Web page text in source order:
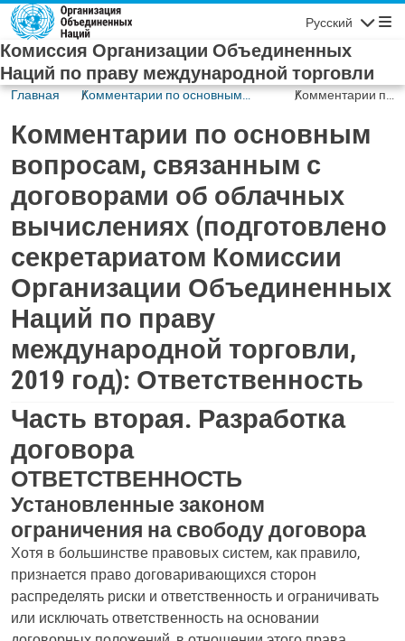
Skip to main content
Русский
Комиссия Организации Объединенных
Наций по праву международной торговли
Главная
Комментарии по основным
договорами об облачных
вычислениях (подготовлено
секретариатом Комиссии
Организации Объединенных
Наций по праву международной
торговли, 2019 год)
Комментарии по
вопросам,
договорами об
облачных
вычислениях
(подготовлено
Комиссии
Организации
Объединенных
международной
торговли, 2019
год):
Комментарии по основным
вопросам, связанным с
договорами об облачных
вычислениях (подготовлено
секретариатом Комиссии
Организации Объединенных
Наций по праву
международной торговли,
2019 год): Ответственность
Часть вторая. Разработка
договора
ОТВЕТСТВЕННОСТЬ
Установленные законом
ограничения на свободу договора
Хотя в большинстве правовых систем, как правило,
признается право договаривающихся сторон
распределять риски и ответственность и ограничивать
или исключать ответственность на основании